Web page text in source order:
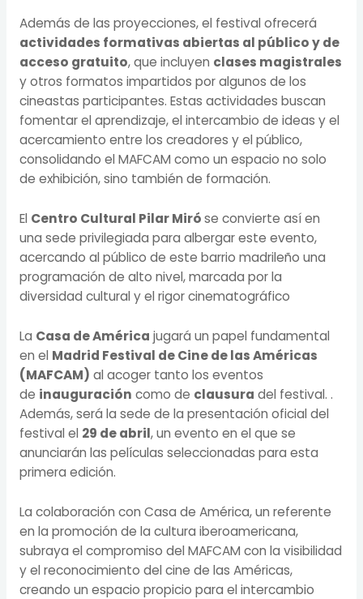
Además de las proyecciones, el festival ofrecerá
actividades formativas abiertas al público y de
acceso gratuito, que incluyen clases magistrales
y otros formatos impartidos por algunos de los
cineastas participantes. Estas actividades buscan
fomentar el aprendizaje, el intercambio de ideas y el
acercamiento entre los creadores y el público,
consolidando el MAFCAM como un espacio no solo
de exhibición, sino también de formación.
El Centro Cultural Pilar Miróse convierte así en
una sede privilegiada para albergar este evento,
acercando al público de este barrio madrileño una
programación de alto nivel, marcada por la
diversidad cultural y el rigor cinematográfico
La Casa de América jugará un papel fundamental
en el Madrid Festival de Cine de las Américas
(MAFCAM) al acoger tanto los eventos
de inauguración como de clausura del festival. .
Además, será la sede de la presentación oficial del
festival el 29 de abril, un evento en el que se
anunciarán las películas seleccionadas para esta
primera edición.
La colaboración con Casa de América, un referente
en la promoción de la cultura iberoamericana,
subraya el compromiso del MAFCAM con la visibilidad
y el reconocimiento del cine de las Américas,
creando un espacio propicio para el intercambio